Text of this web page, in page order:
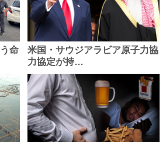
命
米国・サウジアラビア原子力協
力協定が持…